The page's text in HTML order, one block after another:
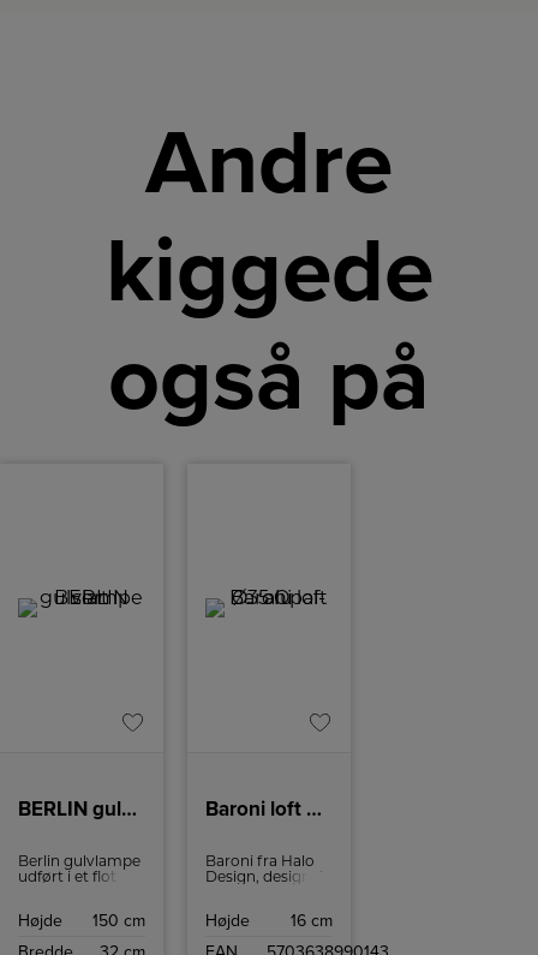
Andre
kiggede
også på
BERLIN gulvlampe sort
Berlin gulvlampe
udført i et flot og
Michael
Højde
150 cm
Baroni loft Ø35 Opal- alu
Baroni fra Halo
Design, designet
lampeserie som
Højde
16 cm